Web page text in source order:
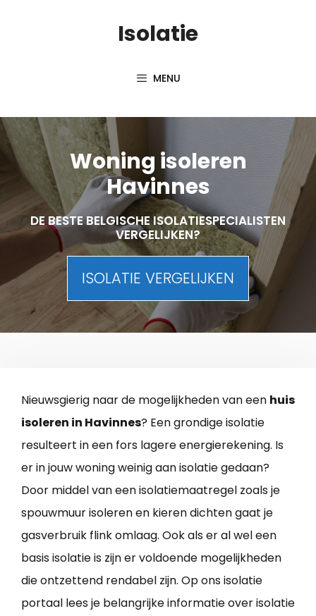
Isolatie
MENU
Woning isoleren
Havinnes
DE BESTE BELGISCHE ISOLATIESPECIALISTEN
VERGELIJKEN?
ISOLATIE VERGELIJKEN
Nieuwsgierig naar de mogelijkheden van een huis
isoleren in Havinnes? Een grondige isolatie
resulteert in een fors lagere energierekening. Is
er in jouw woning weinig aan isolatie gedaan?
Door middel van een isolatiemaatregel zoals je
spouwmuur isoleren en kieren dichten gaat je
gasverbruik flink omlaag. Ook als er al wel een
basis isolatie is zijn er voldoende mogelijkheden
die ontzettend rendabel zijn. Op ons isolatie
portaal lees je belangrijke informatie over isolatie